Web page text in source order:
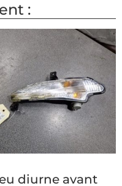
:
diurne avant